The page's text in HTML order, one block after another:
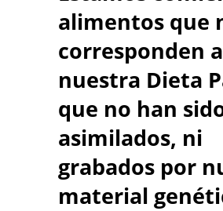
alimentos que
corresponden a
nuestra Dieta
que no han
asimilados, ni
grabados por
material